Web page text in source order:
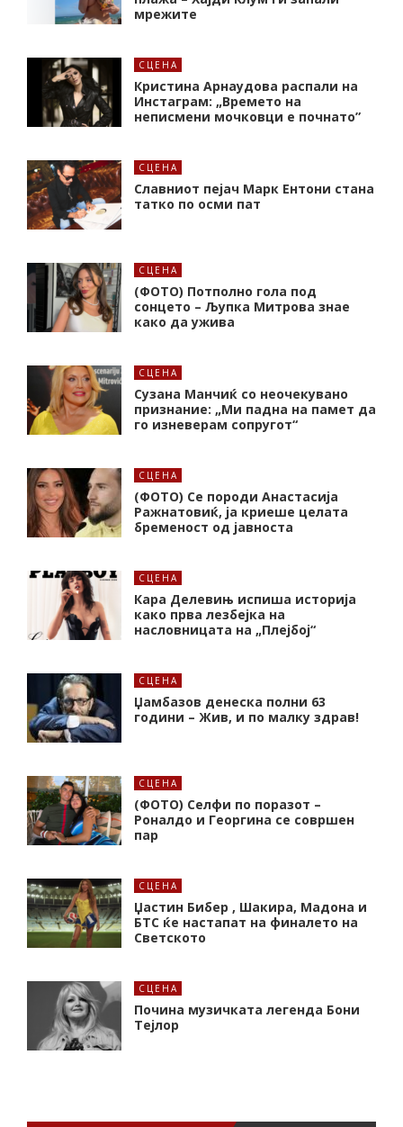
мрежите
СЦЕНА
Кристина Арнаудова распали на
Инстаграм: „Времето на
неписмени мочковци е почнато”
СЦЕНА
Славниот пејач Марк Ентони стана
татко по осми пат
СЦЕНА
(ФОТО) Потполно гола под
сонцето – Љупка Митрова знае
како да ужива
СЦЕНА
Сузана Манчиќ со неочекувано
признание: „Ми падна на памет да
го изневерам сопругот“
СЦЕНА
(ФОТО) Се породи Анастасија
Ражнатовиќ, ја криеше целата
бременост од јавноста
СЦЕНА
Кара Делевињ испиша историја
како прва лезбејка на
насловницата на „Плејбој“
СЦЕНА
Џамбазов денеска полни 63
години – Жив, и по малку здрав!
СЦЕНА
(ФОТО) Селфи по поразот –
Роналдо и Георгина се совршен
пар
СЦЕНА
Џастин Бибер , Шакира, Мадона и
БТС ќе настапат на финалето на
Светското
СЦЕНА
Почина музичката легенда Бони
Тејлор